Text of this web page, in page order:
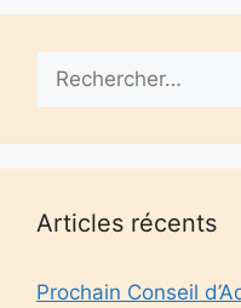
Articles récents
Prochain Conseil